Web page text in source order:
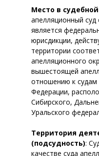
Место в
апелляционный
является
юрисдикции,
территории
апелляционного
вышестоящей
отношению к судам
Федерации,
Сибирского,
Уральского
Территория
(подсудность):
качестве суда